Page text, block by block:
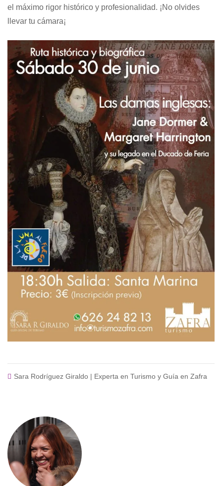
el máximo rigor histórico y profesionalidad. ¡No olvides
llevar tu cámara¡
Sara Rodríguez Giraldo | Experta en Turismo y Guía en Zafra